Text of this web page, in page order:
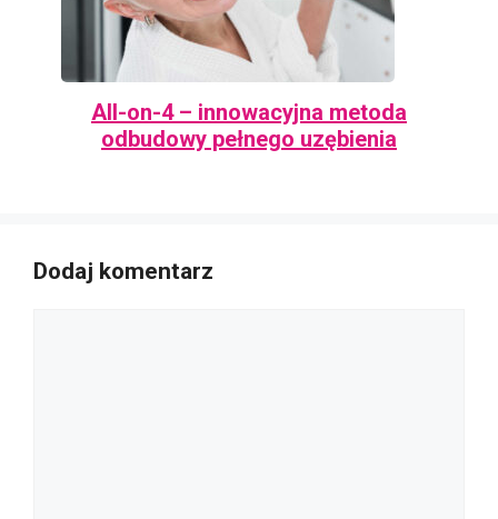
All-on-4 – innowacyjna metoda
odbudowy pełnego uzębienia
Dodaj komentarz